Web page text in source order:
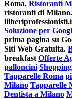
Roma. Ristoranti
ristoranti di Milano.
Soluzione per
prima pagina su
Siti Web Gratuita.
breakfast Offerte
palloncini
Tapparelle Roma
Milano Tapparelle
Dentista a Milano